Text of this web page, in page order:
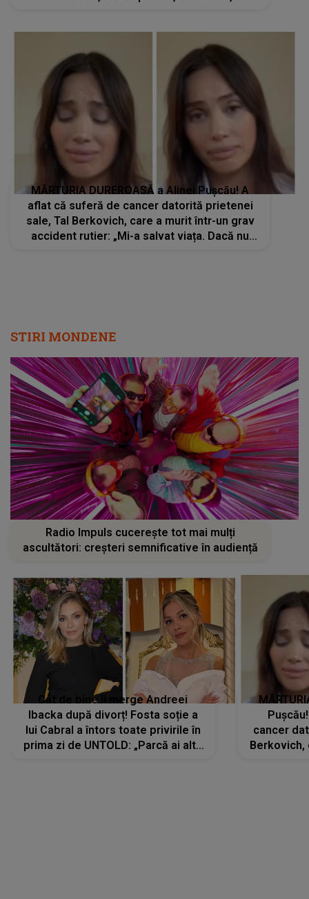
MĂRTURIA DUREROASĂ a Alinei Pușcău! A
aflat că suferă de cancer datorită prietenei
sale, Tal Berkovich, care a murit într-un grav
accident rutier: „Mi-a salvat viața. Dacă nu
STIRI MONDENE
Radio Impuls cucerește tot mai mulți
ascultători: creșteri semnificative în audiență
Cât de bine îi merge Andreei
Ibacka după divorț! Fosta soție a
lui Cabral a întors toate privirile în
prima zi de UNTOLD: „Parcă ai altă
cancer